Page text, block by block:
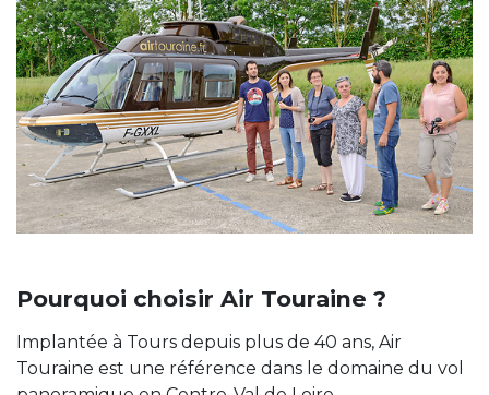
Pourquoi choisir Air Touraine ?
Implantée à Tours depuis plus de 40 ans, Air
Touraine est une référence dans le domaine du vol